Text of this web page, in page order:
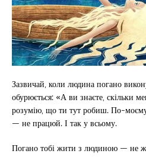
Зазвичай, коли людина погано
обурюється: «А ви знаєте, скільки
розумію, що ти тут робиш. По-
— не працюй. І так у всьому.
Погано тобі жити з людиною — не